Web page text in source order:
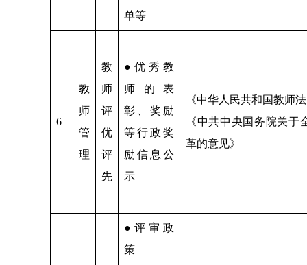
单等
6
教
师
管
理
教
师
评
优
评
先
●优秀教
师的表
彰、奖励
等行政奖
励信息公
示
《中华人民共和国教师
《中共中央国务院关
革的意见》
●评审政
策